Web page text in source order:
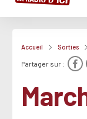
Accueil Sorties
Partager sur :